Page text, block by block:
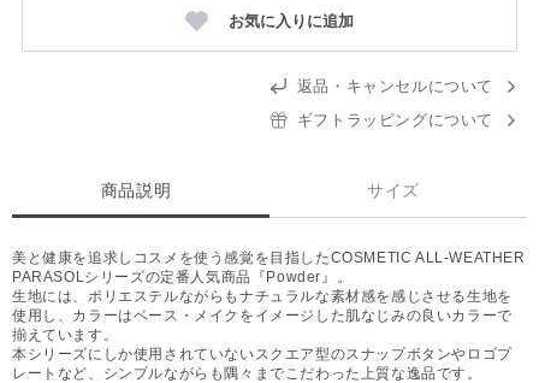
お気に入りに追加
返品・キャンセルについて
ギフトラッピングについて
商品説明 サイズ
美と健康を追求しコスメを使う感覚を目指したCOSMETIC ALL-WEATHER
PARASOLシリーズの定番人気商品『Powder』。
生地には、ポリエステルながらもナチュラルな素材感を感じさせる生地を
使用し、カラーはベース・メイクをイメージした肌なじみの良いカラーで
揃えています。
本シリーズにしか使用されていないスクエア型のスナップボタンやロゴプ
レートなど、シンプルながらも隅々までこだわった上質な逸品です。